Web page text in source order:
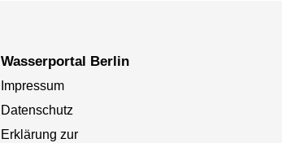
Wasserportal Berlin
Impressum
Datenschutz
Erklärung zur